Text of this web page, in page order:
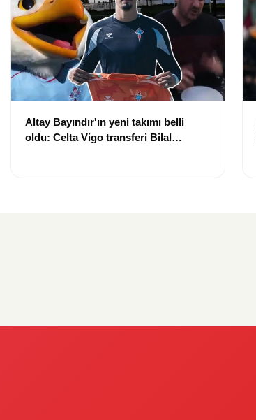
Altay Bayındır'ın yeni takımı belli
oldu: Celta Vigo transferi Bilal